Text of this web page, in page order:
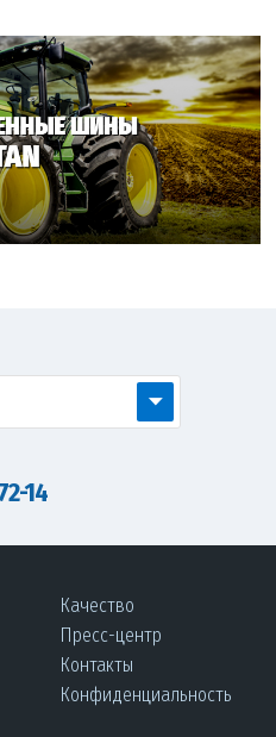
14
Качество
Пресс-центр
Контакты
Конфиденциальность